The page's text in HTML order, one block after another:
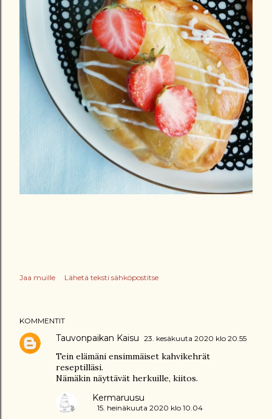
Jaa muille Lähetä teksti sähköpostitse
KOMMENTIT
Tauvonpaikan Kaisu 23. kesäkuuta 2020 klo 20.55
Tein elämäni ensimmäiset kahvikehrät
reseptilläsi.
Nämäkin näyttävät herkuille, kiitos.
Kermaruusu
15. heinäkuuta 2020 klo 10.04